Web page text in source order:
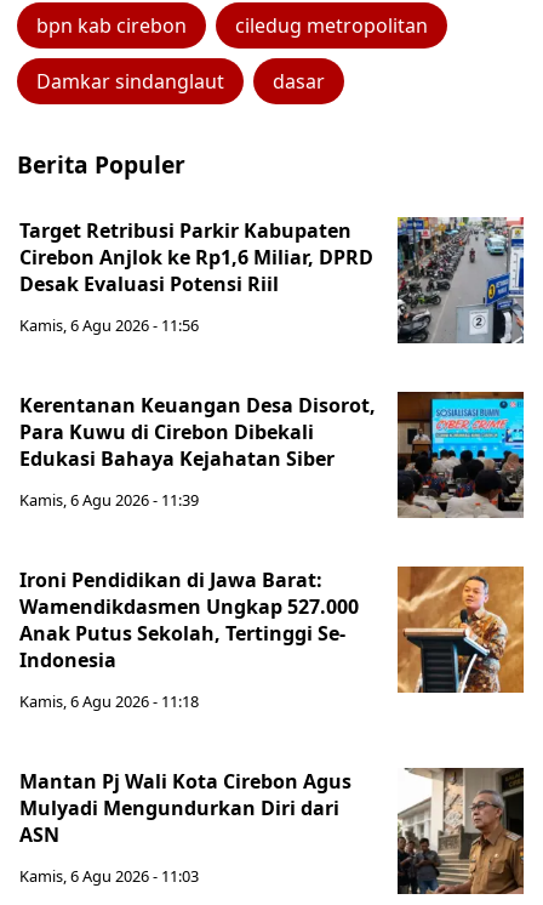
bpn kab cirebon ciledug metropolitan
Damkar sindanglaut dasar
Berita Populer
Target Retribusi Parkir Kabupaten
Cirebon Anjlok ke Rp1,6 Miliar, DPRD
Desak Evaluasi Potensi Riil
Kamis, 6 Agu 2026 - 11:56
Kerentanan Keuangan Desa Disorot,
Para Kuwu di Cirebon Dibekali
Edukasi Bahaya Kejahatan Siber
Kamis, 6 Agu 2026 - 11:39
Ironi Pendidikan di Jawa Barat:
Wamendikdasmen Ungkap 527.000
Anak Putus Sekolah, Tertinggi Se-
Indonesia
Kamis, 6 Agu 2026 - 11:18
Mantan Pj Wali Kota Cirebon Agus
Mulyadi Mengundurkan Diri dari
ASN
Kamis, 6 Agu 2026 - 11:03